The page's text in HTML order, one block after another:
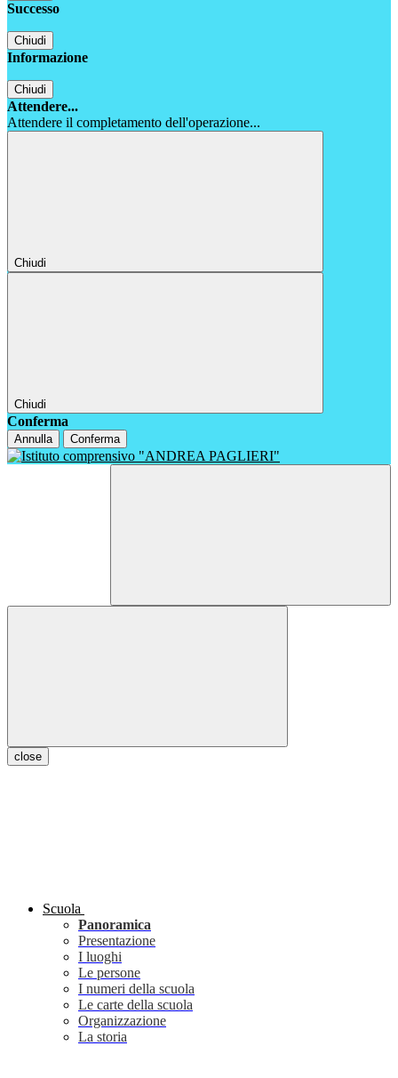
Successo
Chiudi
Informazione
Chiudi
Attendere...
Attendere il completamento dell'operazione...
Chiudi
Chiudi
Conferma
Annulla Conferma
close
Scuola
Panoramica
Presentazione
I luoghi
Le persone
I numeri della scuola
Le carte della scuola
Organizzazione
La storia